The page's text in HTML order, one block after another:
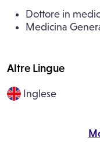
Dottore in
Medicina
Altre Lingue
Inglese